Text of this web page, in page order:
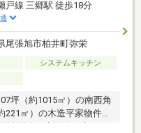
戸線 三郷駅 徒歩18分
尾張旭市柏井町弥栄
システムキッチン
坪（約1015㎡）の南西角
㎡）の木造平家物件！